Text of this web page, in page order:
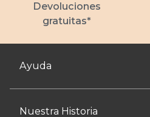
Devoluciones
gratuitas*
Ayuda
Nuestra Historia